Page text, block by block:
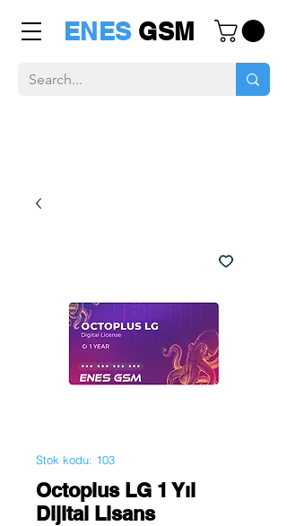
ENES GSM
Stok kodu: 103
Octoplus LG 1 Yıl
Dijital Lisans